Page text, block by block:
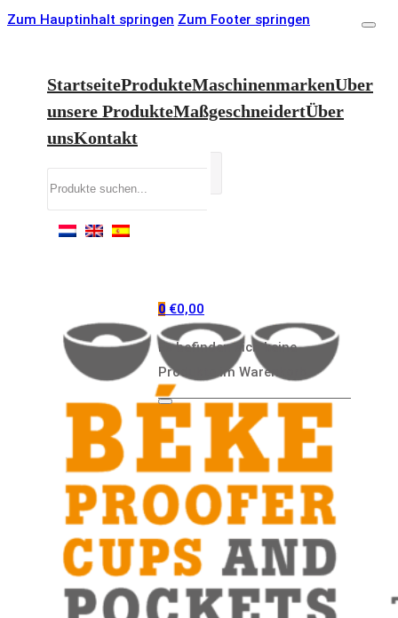
Zum Hauptinhalt springen Zum Footer springen
StartseiteProdukteMaschinenmarkenUber
unsere ProdukteMaßgeschneidertÜber
unsKontakt
0 €0,00
Es befinden sich keine
Produkte im Warenkorb.